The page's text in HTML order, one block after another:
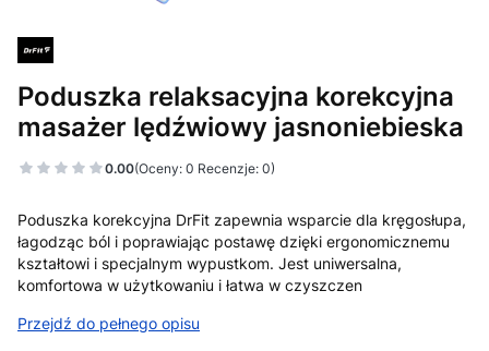
Poduszka relaksacyjna korekcyjna
masażer lędźwiowy jasnoniebieska
0.00(Oceny: 0 Recenzje: 0)
Poduszka korekcyjna DrFit zapewnia wsparcie dla kręgosłupa,
łagodząc ból i poprawiając postawę dzięki ergonomicznemu
kształtowi i specjalnym wypustkom. Jest uniwersalna,
komfortowa w użytkowaniu i łatwa w czyszczen
Przejdź do pełnego opisu